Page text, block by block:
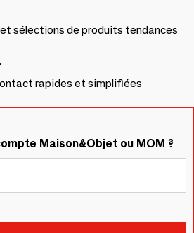
sélections de produits tendances
rapides et simplifiées
Maison&Objet ou MOM ?